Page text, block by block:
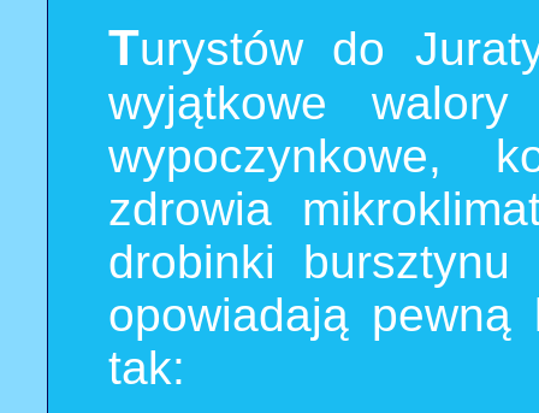
Turystów do
wyjątkowe walory
wypoczynkowe,
zdrowia
drobinki
opowiadają pewną
tak: